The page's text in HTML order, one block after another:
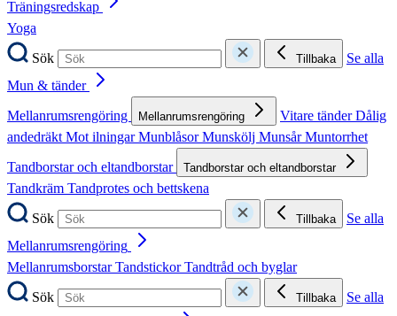
Träningsredskap
Yoga
Sök
Tillbaka
Se alla
Mun & tänder
Mellanrumsrengöring
Mellanrumsrengöring Vitare tänderDålig
andedräktMot ilningarMunblåsorMunskölj MunsårMuntorrhet
Tandborstar och eltandborstar
Tandborstar och eltandborstar
Tandkräm Tandprotes och bettskena
Sök
Tillbaka
Se alla
Mellanrumsrengöring
MellanrumsborstarTandstickorTandtråd och byglar
Sök
Tillbaka
Se alla